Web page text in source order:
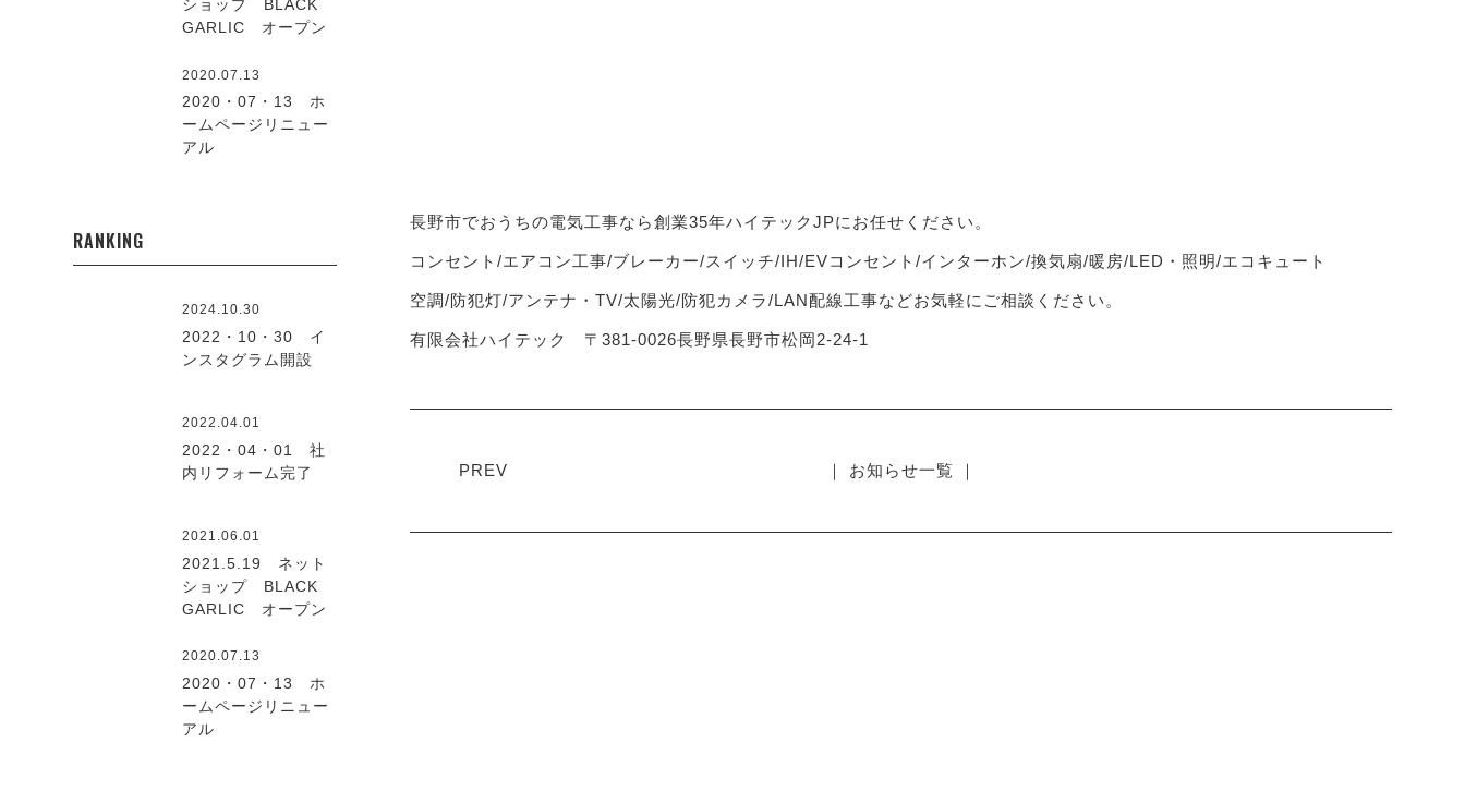
長野市でおうちの電気工事なら創業35年ハイテックJPにお任せください。
コンセント/エアコン工事/ブレーカー/スイッチ/IH/EVコンセント/インターホン/換気扇/暖房/LED・照明/エコキュート
空調/防犯灯/アンテナ・TV/太陽光/防犯カメラ/LAN配線工事などお気軽にご相談ください。
有限会社ハイテック 〒381-0026長野県長野市松岡2-24-1
PREV ｜ お知らせ一覧 ｜
ショップ BLACK
GARLIC オープン
2020.07.13
2020・07・13 ホ
ームページリニュー
アル
RANKING
2024.10.30
2022・10・30 イ
ンスタグラム開設
2022.04.01
2022・04・01 社
内リフォーム完了
2021.06.01
2021.5.19 ネット
ショップ BLACK
GARLIC オープン
2020.07.13
2020・07・13 ホ
ームページリニュー
アル